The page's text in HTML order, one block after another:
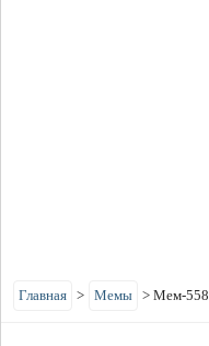
Главная > Мемы > Мем-558